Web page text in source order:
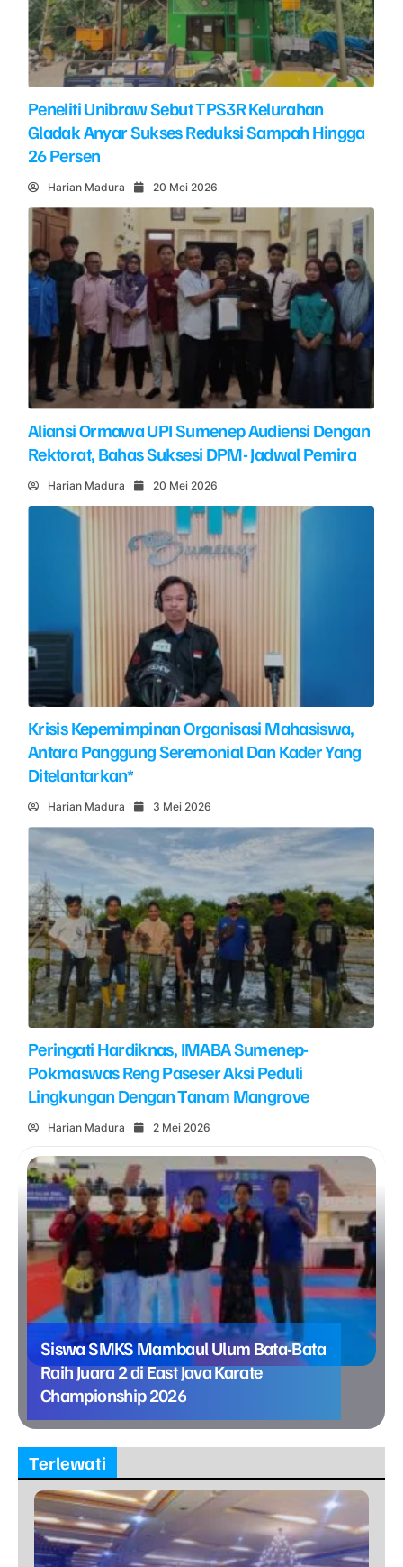
Peneliti Unibraw Sebut TPS3R Kelurahan
Gladak Anyar Sukses Reduksi Sampah Hingga
26 Persen
Harian Madura 20 Mei 2026
Aliansi Ormawa UPI Sumenep Audiensi Dengan
Rektorat, Bahas Suksesi DPM- Jadwal Pemira
Harian Madura 20 Mei 2026
Krisis Kepemimpinan Organisasi Mahasiswa,
Antara Panggung Seremonial Dan Kader Yang
Ditelantarkan*
Harian Madura 3 Mei 2026
Peringati Hardiknas, IMABA Sumenep-
Pokmaswas Reng Paseser Aksi Peduli
Lingkungan Dengan Tanam Mangrove
Harian Madura 2 Mei 2026
Siswa SMKS Mambaul Ulum Bata-Bata
Raih Juara 2 di East Java Karate
Championship 2026
Terlewati